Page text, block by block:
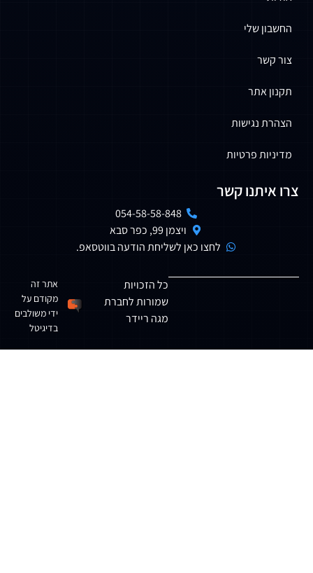
שלי
נגישות
פרטיות
קשר
054-58-58-848
לחצו כאן לשליחת הודעה בווטסאפ.
שמורות לחברת
מקודם על
ידי משולבים